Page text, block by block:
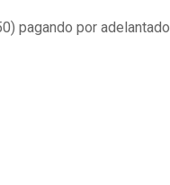
pagando por adelantado